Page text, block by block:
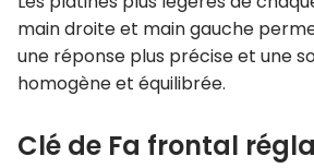
main droite et main gauche
une réponse plus précise et une
homogène et équilibrée.
Clé de Fa frontal